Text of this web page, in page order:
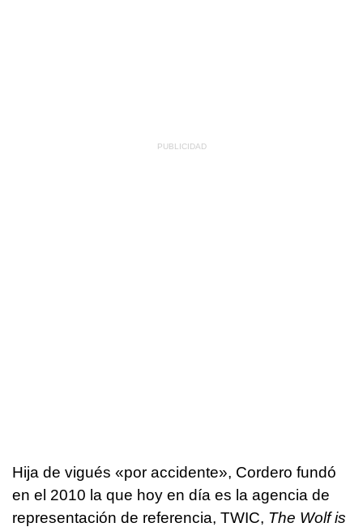
Hija de vigués «por accidente», Cordero fundó
en el 2010 la que hoy en día es la agencia de
representación de referencia, TWIC, The Wolf is